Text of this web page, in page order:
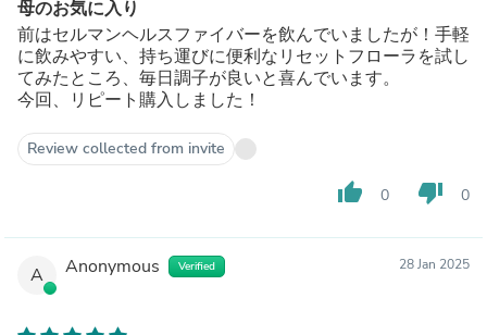
母のお気に入り
前はセルマンヘルスファイバーを飲んでいましたが！手軽
に飲みやすい、持ち運びに便利なリセットフローラを試し
てみたところ、毎日調子が良いと喜んでいます。
今回、リピート購入しました！
Review collected from invite
thumb_up 0 thumb_down 0
A Anonymous Verified 28 Jan 2025